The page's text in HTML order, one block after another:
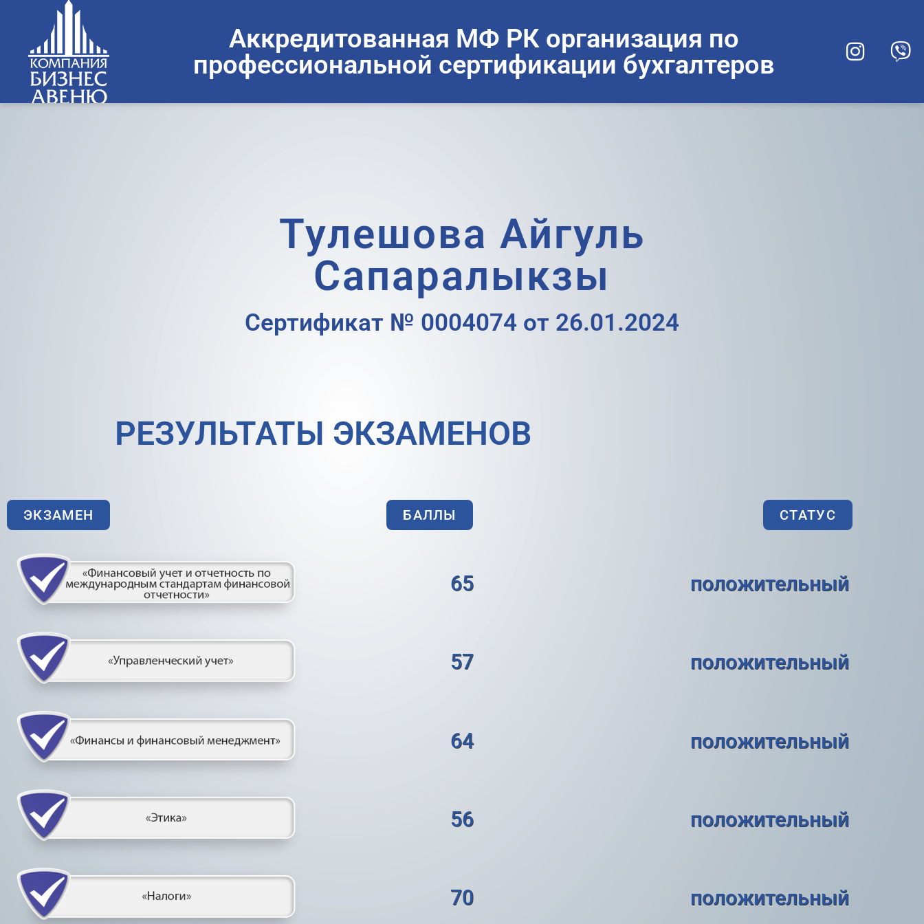
Аккредитованная МФ РК организация по
профессиональной сертификации бухгалтеров
Тулешова Айгуль
Сапаралыкзы
Сертификат № 0004074 от 26.01.2024
РЕЗУЛЬТАТЫ ЭКЗАМЕНОВ
ЭКЗАМЕН БАЛЛЫ СТАТУС
65 положительный
57 положительный
64 положительный
56 положительный
70 положительный